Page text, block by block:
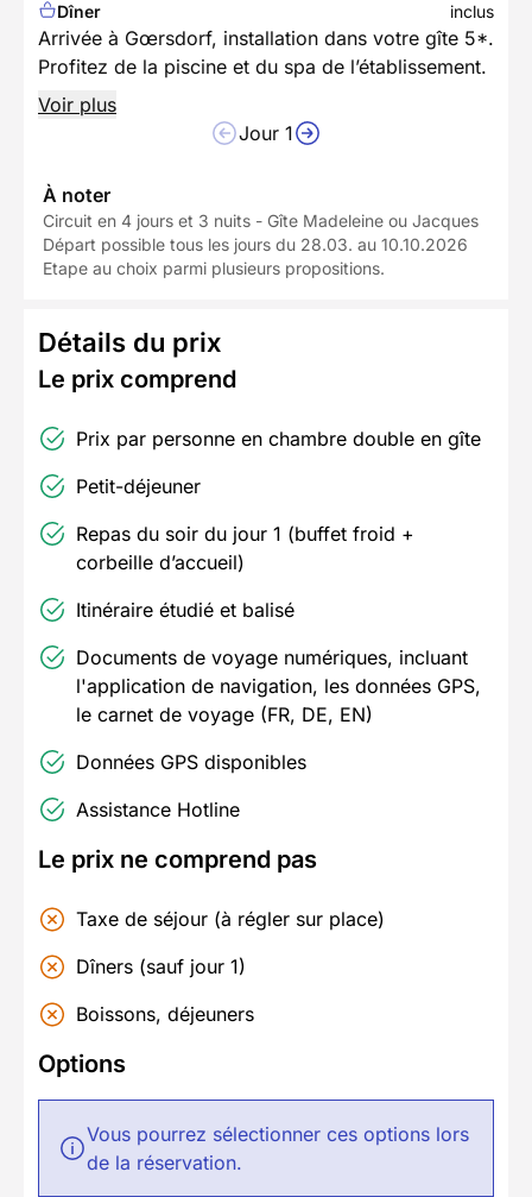
Dîner
inclus
Arrivée à Gœrsdorf, installation dans votre gîte 5*.
Profitez de la piscine et du spa de l’établissement.
Voir plus
Jour 1
À noter
Circuit en 4 jours et 3 nuits - Gîte Madeleine ou Jacques
Départ possible tous les jours du 28.03. au 10.10.2026
Etape au choix parmi plusieurs propositions.
Détails du prix
Le prix comprend
Prix par personne en chambre double en gîte
Petit-déjeuner
Repas du soir du jour 1 (buffet froid +
corbeille d’accueil)
Itinéraire étudié et balisé
Documents de voyage numériques, incluant
l'application de navigation, les données GPS,
le carnet de voyage (FR, DE, EN)
Données GPS disponibles
Assistance Hotline
Le prix ne comprend pas
Taxe de séjour (à régler sur place)
Dîners (sauf jour 1)
Boissons, déjeuners
Options
Vous pourrez sélectionner ces options lors
de la réservation.